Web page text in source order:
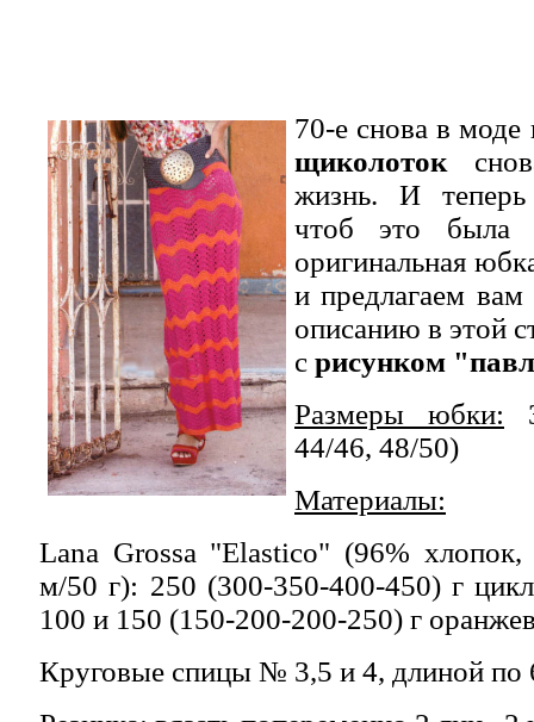
70-е снова в
щиколоток
жизнь. И теперь
чтоб это была
оригинальная
и предлагаем вам
описанию в этой
с рисунком
Размеры юбки:
44/46, 48/50)
Материалы:
Lana Grossa "Elastico" (96% хлопок,
м/50 г): 250 (300-350-400-450) г
100 и 150 (150-200-200-250) г
Круговые спицы № 3,5 и 4, длиной по